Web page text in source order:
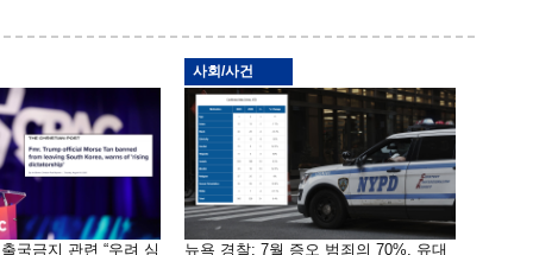
국금지 관련 “우려 심
사회/사건
뉴욕 경찰: 7월 증오 범죄의 70%, 유대